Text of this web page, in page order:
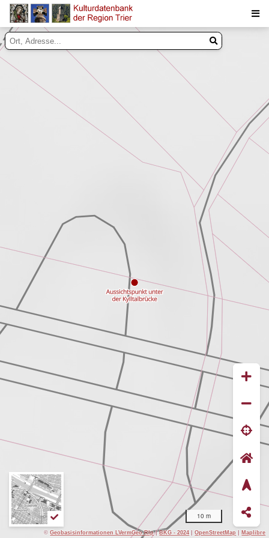
10 m
Suche
©Geobasisinformationen LVermGeo Rlp|BKG - 2024 |OpenStreetMap |Maplibre